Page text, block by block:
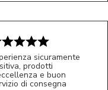
sicuramente
prodotti
e buon
di consegna